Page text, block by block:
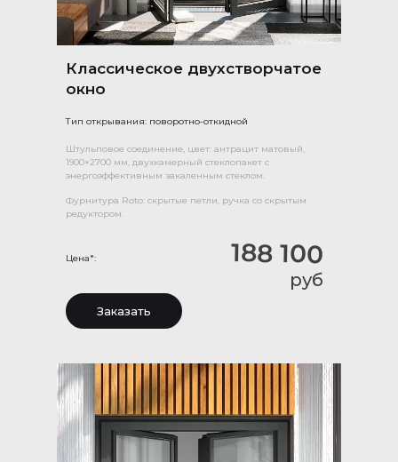
Классическое двухстворчатое
окно
Тип открывания: поворотно-откидной
188 100
руб
Цена*:
Штульповое соединение, цвет: антрацит матовый,
1900×2700 мм, двухкамерный стеклопакет с
энергоэффективным закаленным стеклом.
Фурнитура Roto: скрытые петли, ручка со скрытым
редуктором.
Заказать